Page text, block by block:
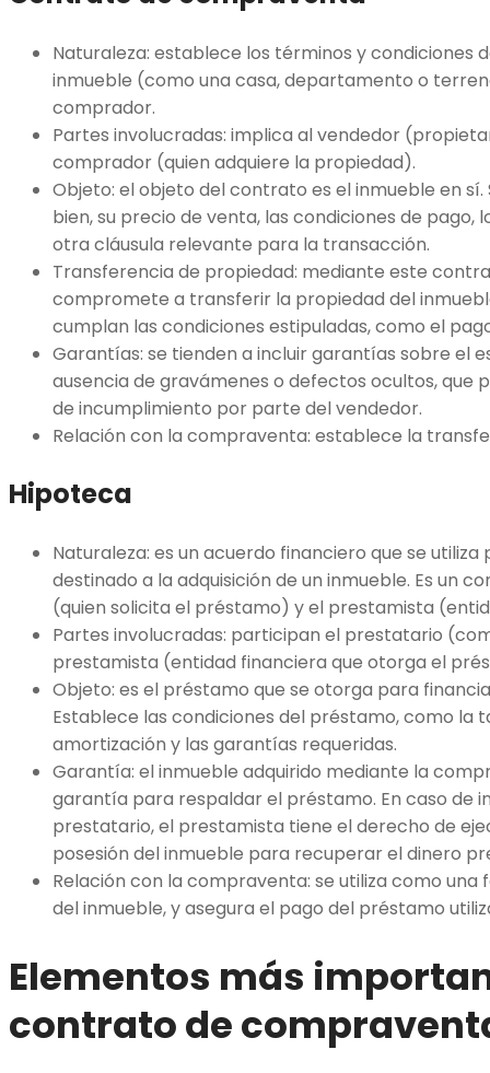
Naturaleza: establece los términos y condiciones
inmueble (como una casa, departamento o
comprador.
Partes involucradas: implica al vendedor
comprador (quien adquiere la propiedad).
Objeto: el objeto del contrato es el inmueble en
bien, su precio de venta, las condiciones de pago,
otra cláusula relevante para la transacción.
Transferencia de propiedad: mediante este
compromete a transferir la propiedad del
cumplan las condiciones estipuladas, como el
Garantías: se tienden a incluir garantías sobre el
ausencia de gravámenes o defectos ocultos, que
de incumplimiento por parte del vendedor.
Relación con la compraventa: establece la
Hipoteca
Naturaleza: es un acuerdo financiero que se
destinado a la adquisición de un inmueble. Es un
(quien solicita el préstamo) y el prestamista
Partes involucradas: participan el prestatario
prestamista (entidad financiera que otorga el
Objeto: es el préstamo que se otorga para
Establece las condiciones del préstamo, como la
amortización y las garantías requeridas.
Garantía: el inmueble adquirido mediante la
garantía para respaldar el préstamo. En caso de
prestatario, el prestamista tiene el derecho de
posesión del inmueble para recuperar el dinero
Relación con la compraventa: se utiliza como
del inmueble, y asegura el pago del préstamo
Elementos más
contrato de